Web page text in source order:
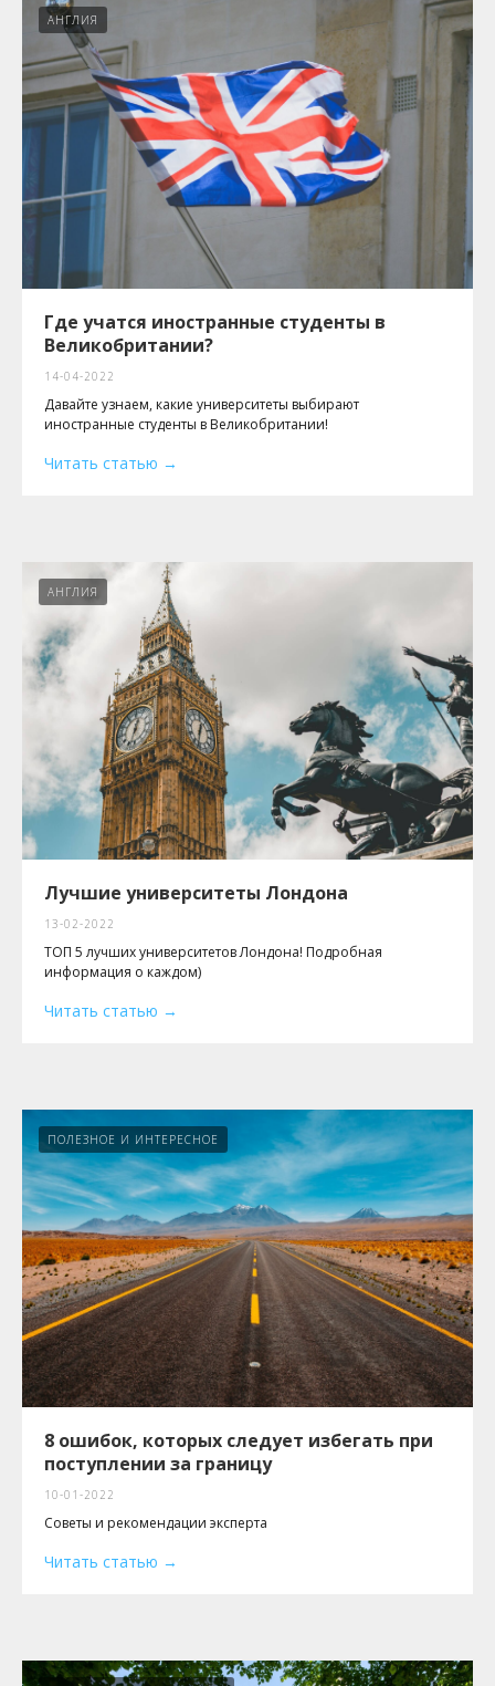
АНГЛИЯ
Где учатся иностранные студенты в
Великобритании?
14-04-2022
Давайте узнаем, какие университеты выбирают
иностранные студенты в Великобритании!
Читать статью
АНГЛИЯ
Лучшие университеты Лондона
13-02-2022
ТОП 5 лучших университетов Лондона! Подробная
информация о каждом)
Читать статью
ПОЛЕЗНОЕ И ИНТЕРЕСНОЕ
8 ошибок, которых следует избегать при
поступлении за границу
10-01-2022
Советы и рекомендации эксперта
Читать статью
Написать Telegram
ab@goandstudy.com
Договор публичной оферты
Политика обработки персональных данных
Пользовательское соглашение
г. Москва, ул. Мясницкая, дом 13, стр 18
© 2012-2025, Abstudy — обучение за рубежом
ЗАПИСАТЬСЯ НА КОСУЛЬТАЦИЮ
ЗАПИСЫВАЙТЕСЬ
НА КОНСУЛЬТАЦИЮ
и делайте первый шаг к своей мечте